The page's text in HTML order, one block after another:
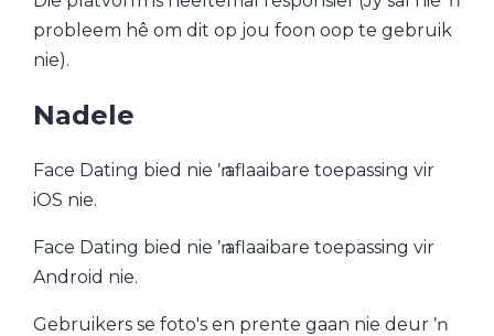
probleem hê om dit op jou foon oop te gebruik
nie).
Nadele
Face Dating bied nie ŉ aflaaibare toepassing vir
iOS nie.
Face Dating bied nie ŉ aflaaibare toepassing vir
Android nie.
Gebruikers se foto's en prente gaan nie deur ŉ